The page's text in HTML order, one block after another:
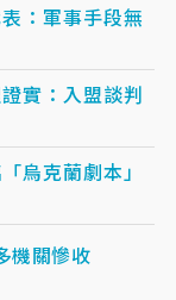
：軍事手段無
實：入盟談判
烏克蘭劇本」
機關慘收